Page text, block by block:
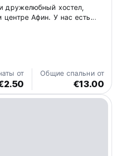
дружелюбный хостел,
Афин. У нас есть
по отличным ценам. Мы
рядом с ночными
от Общие спальни от
€13.00